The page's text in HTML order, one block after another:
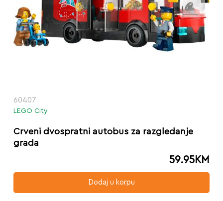
60407
LEGO City
Crveni dvospratni autobus za razgledanje
grada
59.95KM
Dodaj u korpu